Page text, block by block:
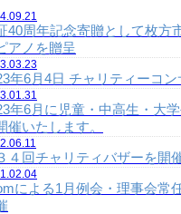
40周年記念寄贈として枚方
アノを贈呈
年6月4日 チャリティーコ
年6月に児童・中高生・大
催いたします。
４回チャリティバザーを開
による1月例会・理事会常